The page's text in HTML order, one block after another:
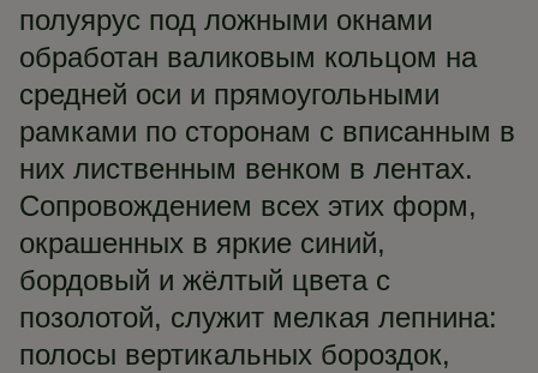
полуярус под ложными окнами
обработан валиковым кольцом на
средней оси и прямоугольными
рамками по сторонам с вписанным в
них лиственным венком в лентах.
Сопровождением всех этих форм,
окрашенных в яркие синий,
бордовый и жёлтый цвета с
позолотой, служит мелкая лепнина:
полосы вертикальных бороздок,